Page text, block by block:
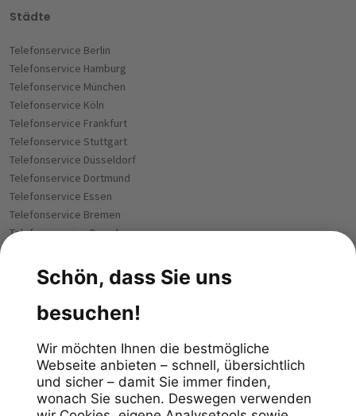
Städte
Telefonservice Berlin
Telefonservice Hamburg
Telefonservice München
Telefonservice Köln
Telefonservice Frankfurt
Telefonservice Stuttgart
Telefonservice Düsseldorf
Telefonservice Dortmund
Telefonservice Essen
Telefonservice Bremen
Telefoneservice Dresden
Telefonservice Hannover
Telefonservice Nürnberg
Telefonservice Duisburg
Telefonservice Bochum
Telefonservice Bielefeld
Telefonservice Wuppertal